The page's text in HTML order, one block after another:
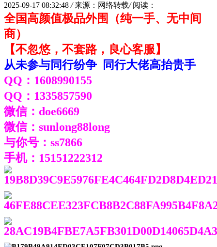
2025-09-17 08:32:48 / 来源：网络转载/ 阅读：
全国高颜值极品外围（纯一手、无中间
商）
【不忽悠，不套路，良心客服】
从未参与同行纷争 同行大佬高抬贵手
QQ： 1608990155
QQ：1335857590
微信：doe6669
微信： sunlong88long
与你号：ss7866
手机：15151222312